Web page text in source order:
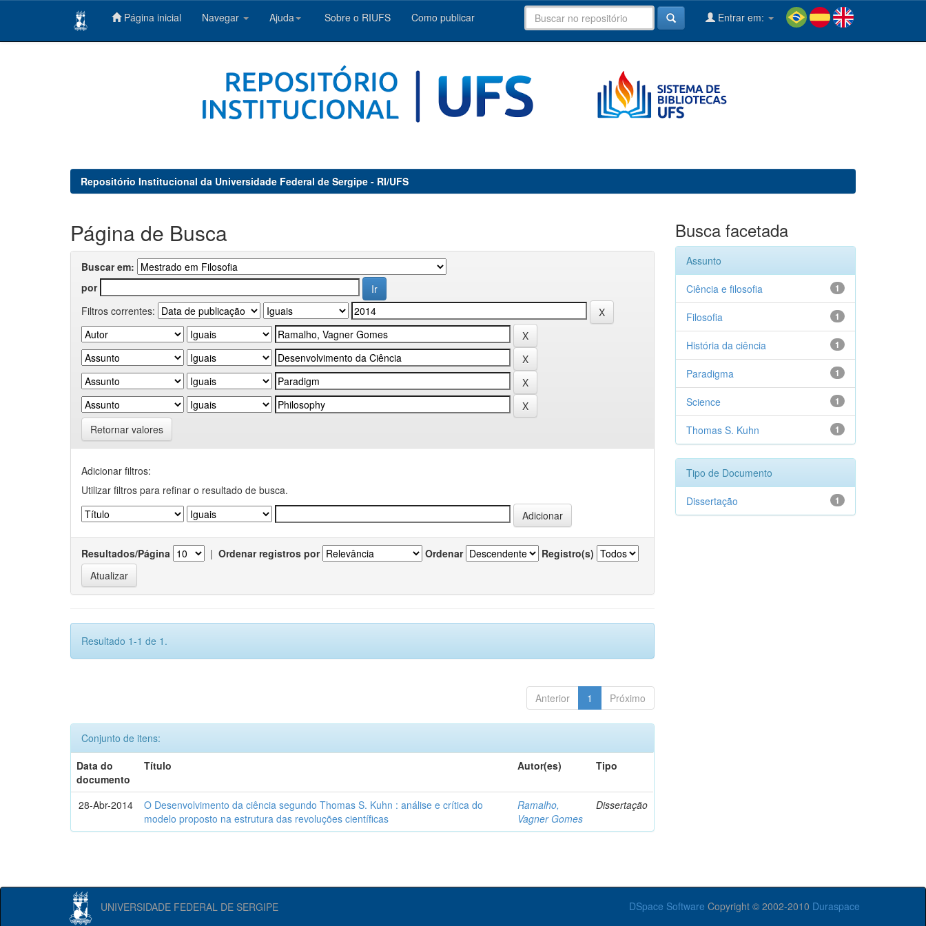
Página inicial Navegar Ajuda Sobre o RIUFS Como publicar Entrar em:
Repositório Institucional da Universidade Federal de Sergipe - RI/UFS
Página de Busca
Buscar em:
por
Filtros correntes:
Retornar valores
Adicionar filtros:
Utilizar filtros para refinar o resultado de busca.
Resultados/Página | Ordenar registros por Ordenar Registro(s)
Resultado 1-1 de 1.
Anterior 1 Próximo
Conjunto de itens:
Data do
documento
Título Autor(es) Tipo
28-Abr-2014
O Desenvolvimento da ciência segundo Thomas S. Kuhn : análise e crítica do
modelo proposto na estrutura das revoluções científicas
Ramalho,
Vagner Gomes
Dissertação
Busca facetada
Assunto
1
Ciência e filosofia
1
Filosofia
1
História da ciência
1
Paradigma
1
Science
1
Thomas S. Kuhn
Tipo de Documento
1
Dissertação
UNIVERSIDADE FEDERAL DE SERGIPE DSpace Software Copyright © 2002-2010 Duraspace